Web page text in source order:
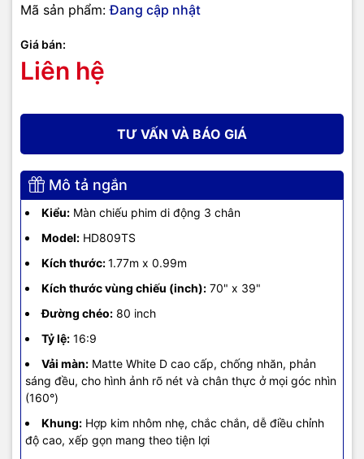
Mã sản phẩm: Đang cập nhật
Giá bán:
Liên hệ
TƯ VẤN VÀ BÁO GIÁ
Mô tả ngắn
Kiểu: Màn chiếu phim di động 3 chân
Model: HD809TS
Kích thước:1.77m x 0.99m
Kích thước vùng chiếu (inch): 70" x 39"
Đường chéo: 80 inch
Tỷ lệ: 16:9
Vải màn: Matte White D cao cấp, chống nhăn, phản
sáng đều, cho hình ảnh rõ nét và chân thực ở mọi góc nhìn
(160°)
Khung: Hợp kim nhôm nhẹ, chắc chắn, dễ điều chỉnh
độ cao, xếp gọn mang theo tiện lợi